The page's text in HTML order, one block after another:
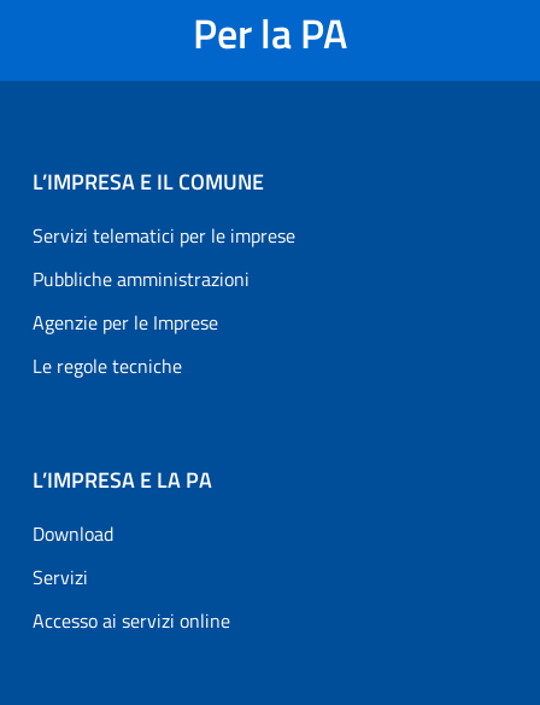
Per la PA
L’IMPRESA E IL COMUNE
Servizi telematici per le imprese
Pubbliche amministrazioni
Agenzie per le Imprese
Le regole tecniche
L’IMPRESA E LA PA
Download
Servizi
Accesso ai servizi online